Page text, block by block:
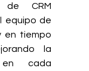
de CRM
equipo de
en tiempo
la
cada